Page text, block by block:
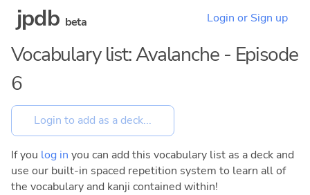
jpdb beta Login or Sign up
Vocabulary list: Avalanche - Episode
6
If you log in you can add this vocabulary list as a deck and
use our built-in spaced repetition system to learn all of
the vocabulary and kanji contained within!